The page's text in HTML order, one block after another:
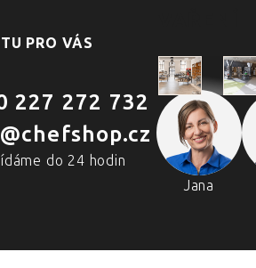
PRO VÁS
Jana
227 272 732
do 24 hodin
Praha
Holešovická
tržnice